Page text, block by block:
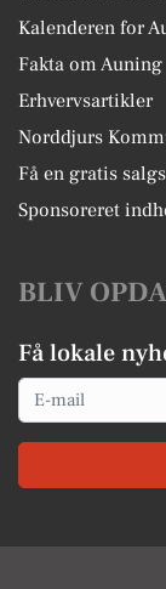
Kalenderen for
Fakta om Auning
Erhvervsartikler
Norddjurs
Få en gratis
Sponsoreret
BLIV
Få lokale
Email